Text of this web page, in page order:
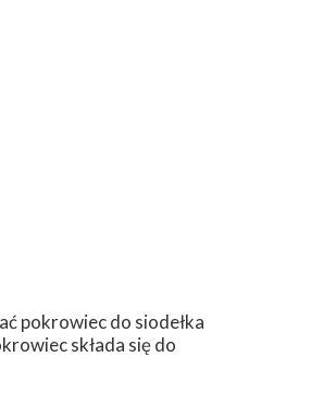
pokrowiec do siodełka
składa się do